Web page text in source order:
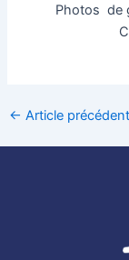
Photos de
← Article précédent